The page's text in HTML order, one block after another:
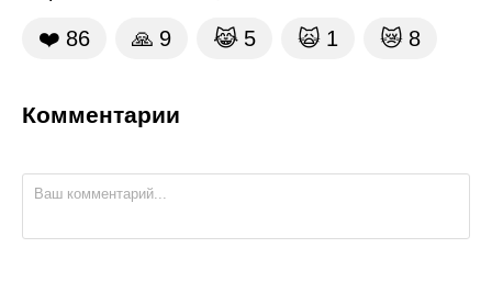
❤️ 86 🙏 9 😹 5 🙀 1 😿 8
Комментарии